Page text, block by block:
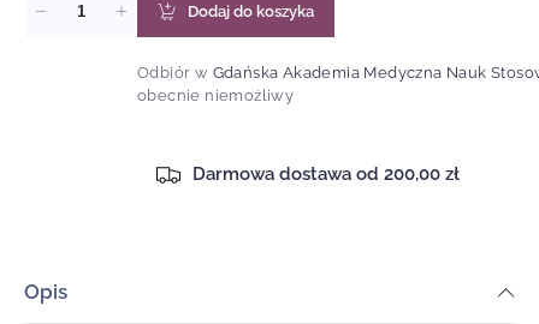
ZmniejszZwiększ
dla
Pianka
Dodaj do koszyka
Odbiór w Gdańska Akademia Medyczna Nauk
obecnie niemożliwy
Darmowa dostawa od 200,00 zł
Opis